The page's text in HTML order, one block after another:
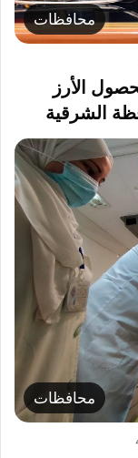
محافظات
من محصول الأرز
الشرقية
محافظات